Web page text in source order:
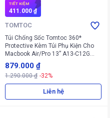
TIẾT KIỆM
411.000 ₫
TOMTOC
Túi Chống Sốc Tomtoc 360*
Protective Kèm Túi Phụ Kiện Cho
Macbook Air/Pro 13” A13-C12G
(Xám)
879.000 ₫
1.290.000 ₫ -32%
Liên hệ